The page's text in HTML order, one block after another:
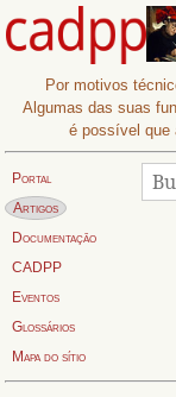
Por motivos
Algumas das suas
é possível que
Portal
Página actual:
Artigos
Documentação
CADPP
Eventos
Glossários
Mapa do sítio